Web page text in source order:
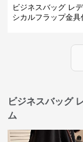
ビジネスバッグ レ
シカルフラップ金具
ビジネスバッグ
ム